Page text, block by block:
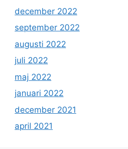
december 2022
september 2022
augusti 2022
juli 2022
maj 2022
januari 2022
december 2021
april 2021